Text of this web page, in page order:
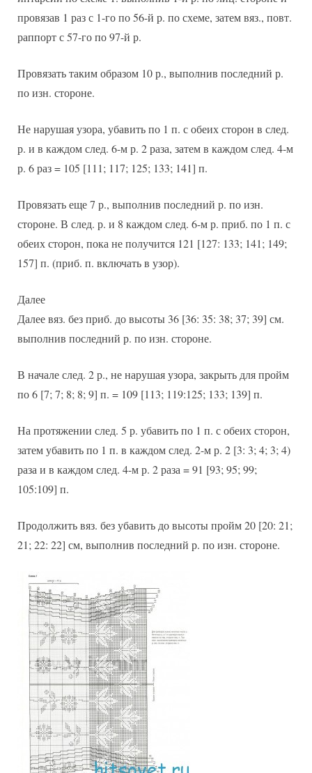
провязав 1 раз с 1-го по 56-й р. по схеме, затем вяз., повт.
раппорт с 57-го по 97-й р.
Провязать таким образом 10 р., выполнив последний р.
по изн. стороне.
Не нарушая узора, убавить по 1 п. с обеих сторон в след.
р. и в каждом след. 6-м р. 2 раза, затем в каждом след. 4-м
р. 6 раз = 105 [111; 117; 125; 133; 141] п.
Провязать еще 7 р., выполнив последний р. по изн.
стороне. В след. р. и 8 каждом след. 6-м р. приб. по 1 п. с
обеих сторон, пока не получится 121 [127: 133; 141; 149;
157] п. (приб. п. включать в узор).
Далее
Далее вяз. без приб. до высоты 36 [36: 35: 38; 37; 39] см.
выполнив последний р. по изн. стороне.
В начале след. 2 р., не нарушая узора, закрыть для пройм
по 6 [7; 7; 8; 8; 9] п. = 109 [113; 119:125; 133; 139] п.
На протяжении след. 5 р. убавить по 1 п. с обеих сторон,
затем убавить по 1 п. в каждом след. 2-м р. 2 [3: 3; 4; 3; 4)
раза и в каждом след. 4-м р. 2 раза = 91 [93; 95; 99;
105:109] п.
Продолжить вяз. без убавить до высоты пройм 20 [20: 21;
21; 22: 22] см, выполнив последний р. по изн. стороне.